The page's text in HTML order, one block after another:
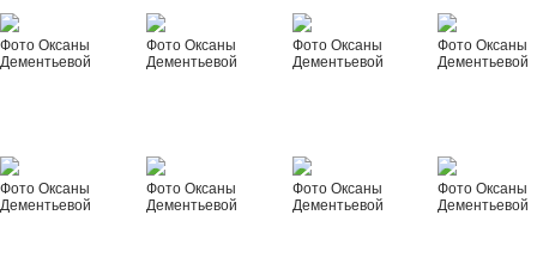
Фото Оксаны
Дементьевой
Фото Оксаны
Дементьевой
Фото Оксаны
Дементьевой
Фото Оксаны
Дементьевой
Фото Оксаны
Дементьевой
Фото Оксаны
Дементьевой
Фото Оксаны
Дементьевой
Фото Оксаны
Дементьевой